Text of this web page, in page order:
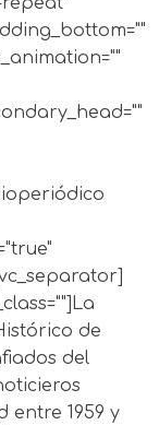
de
del
entre 1959 y